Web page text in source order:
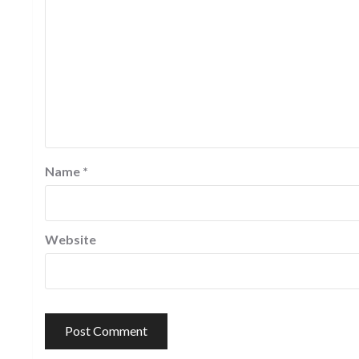
Name *
Website